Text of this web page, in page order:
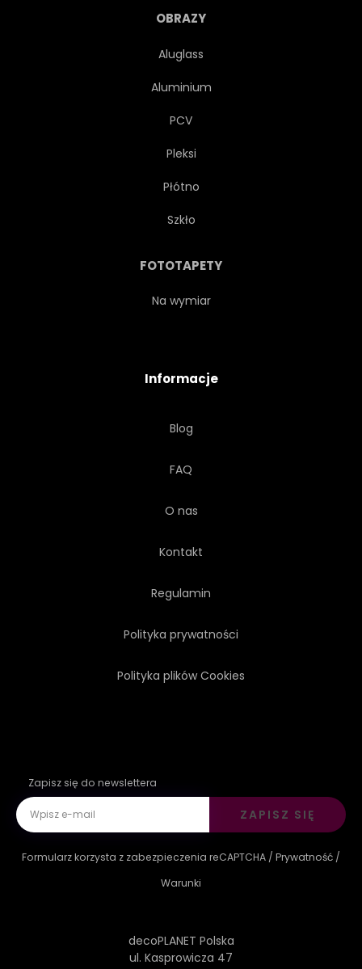
BUDOWLANYCH
WSPÓŁCZESNY
OBRAZY
Aluglass
Aluminium
PCV
Pleksi
Płótno
Szkło
FOTOTAPETY
Na wymiar
Informacje
Blog
FAQ
O nas
Kontakt
Regulamin
Polityka prywatności
Polityka plików Cookies
Zapisz się do newslettera
ZAPISZ SIĘ
Formularz korzysta z zabezpieczenia reCAPTCHA / Prywatność /
Warunki
decoPLANET Polska
ul. Kasprowicza 47